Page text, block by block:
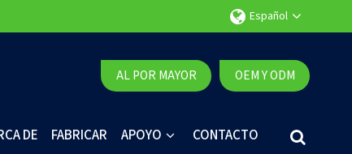
Español
AL POR MAYOR OEM Y ODM
DE FABRICAR APOYO CONTACTO